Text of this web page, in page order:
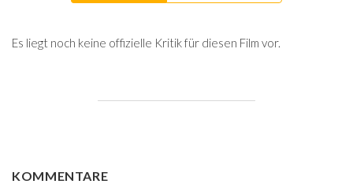
Es liegt noch keine offizielle Kritik für diesen Film vor.
KOMMENTARE